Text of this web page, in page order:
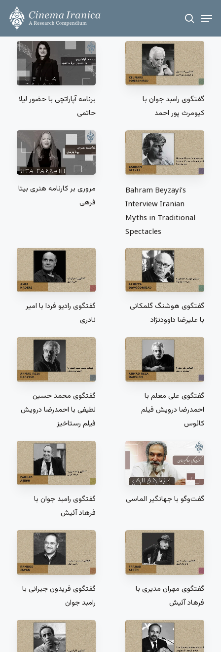
Skip
main
content
search
برنامه آپاراتچی با حضور لیلا
حاتمی
گفتگوی رامبد جوان با
کیومرث پور احمد
مروری بر کارنامه هنری بیتا
فرهی
Bahram Beyzayi’s
Interview Iranian
Myths in Traditional
Spectacles
گفتگوی رادیو فردا با امیر
نادری
گفتگوی هوشنگ گلمکانی
با علیرضا داوودنژاد
گفتگوی محمد حسین
لطیفی با احمدرضا درویش
فیلم رستاخیز
گفتگوی علی معلم با
احمدرضا درویش فیلم
کائوس
گفتگوی رامبد جوان با
فرهاد آئیش
گفت‌و‌گو با جهانگیر الماسی
گفتگوی فریدون جیرانی با
رامبد جوان
گفتگوی مهران مدیری با
فرهاد آئیش